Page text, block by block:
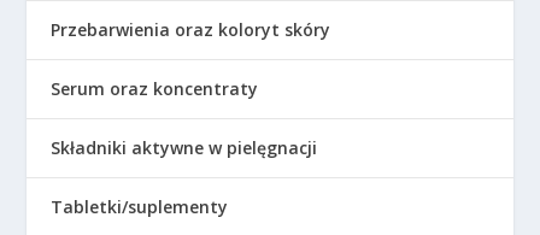
Przebarwienia oraz koloryt skóry
Serum oraz koncentraty
Składniki aktywne w pielęgnacji
Tabletki/suplementy